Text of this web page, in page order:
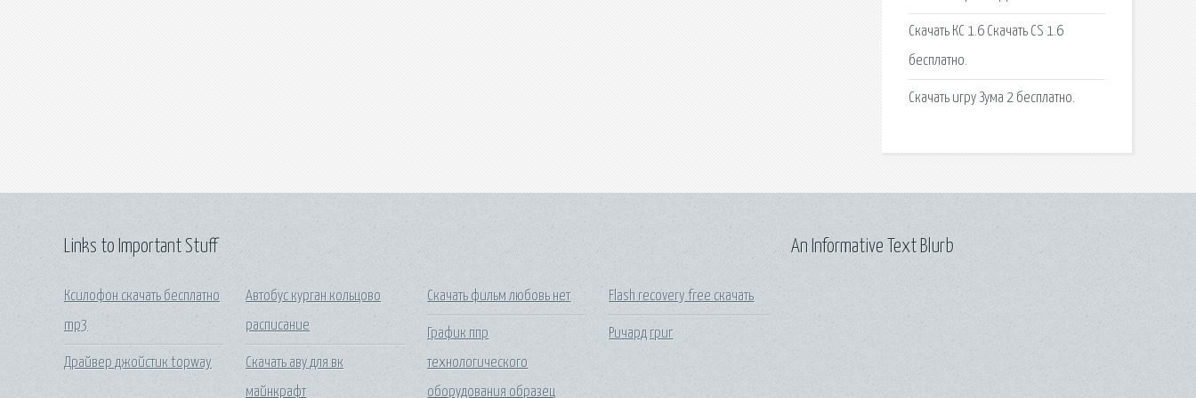
Скачать КС 1.6 Скачать CS 1.6
бесплатно.
Скачать игру Зума 2 бесплатно.
Links to Important Stuff
Ксилофон скачать бесплатно
mp3
Драйвер джойстик topway
Автобус курган кольцово
расписание
Скачать аву для вк
майнкрафт
Скачать фильм любовь нет
График ппр
технологического
оборудования образец
Flash recovery free скачать
Ричард григ
An Informative Text Blurb